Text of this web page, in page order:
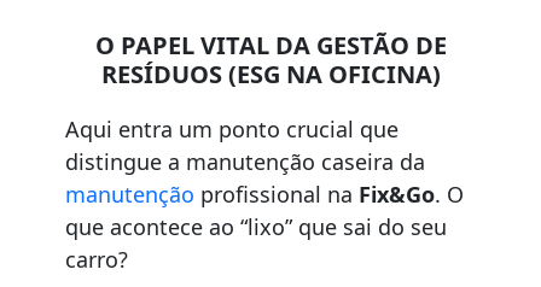
O PAPEL VITAL DA GESTÃO DE
RESÍDUOS (ESG NA OFICINA)
Aqui entra um ponto crucial que
distingue a manutenção caseira da
manutenção profissional na Fix&Go. O
que acontece ao “lixo” que sai do seu
carro?